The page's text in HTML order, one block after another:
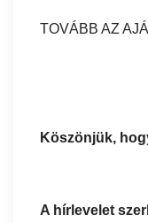
TOVÁBB AZ
Köszönjük,
A hírlevelet